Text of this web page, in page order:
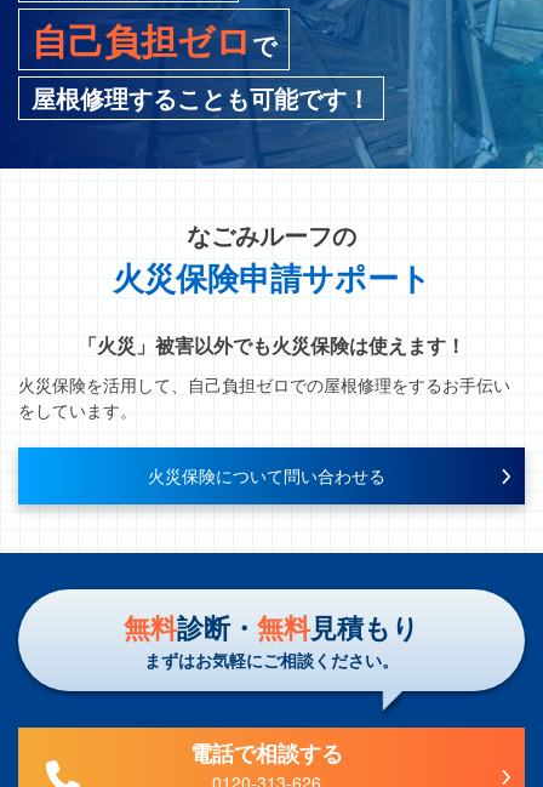
自己負担ゼロで
屋根修理することも可能です！
なごみルーフの
火災保険申請サポート
「火災」被害以外でも火災保険は使えます！
火災保険を活用して、自己負担ゼロでの屋根修理をするお手伝い
をしています。
火災保険について問い合わせる
無料診断・ 無料見積もり
まずはお気軽にご相談ください。
電話で相談する